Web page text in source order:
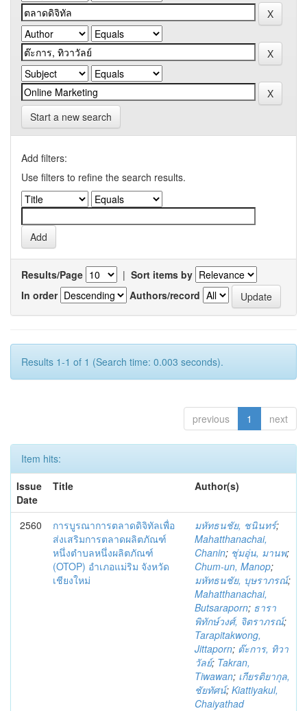
Start a new search
Add filters:
Use filters to refine the search results.
Results/Page | Sort items by
In order
Authors/record
Results 1-1 of 1 (Search time: 0.003 seconds).
previous 1 next
Item hits:
Issue
Date
Title Author(s)
2560
การบูรณาการตลาดดิจิทัลเพื่อ
ส่งเสริมการตลาดผลิตภัณฑ์
หนึ่งตำบลหนึ่งผลิตภัณฑ์
(OTOP) อำเภอแม่ริม จังหวัด
เชียงใหม่
มหัทธนชัย, ชนินทร์;
Mahatthanachai,
Chanin; ชุ่มอุ่น, มานพ;
Chum-un, Manop;
มหัทธนชัย, บุษราภรณ์;
Mahatthanachai,
Butsaraporn; ธารา
พิทักษ์วงศ์, จิตราภรณ์;
Tarapitakwong,
Jittaporn; ต๊ะการ, ทิวา
วัลย์; Takran,
Tiwawan; เกียรติยากุล,
ชัยทัศน์; Kiattiyakul,
Chaiyathad